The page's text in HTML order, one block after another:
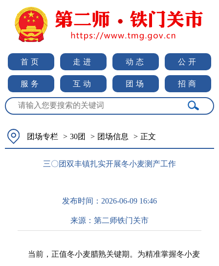
首页 走进 动态 公开
服务 互动 团场 招商
团场专栏 > 30团 > 团场信息 > 正文
三〇团双丰镇扎实开展冬小麦测产工作
发布时间： 2026-06-09 16:46
来源： 第二师铁门关市
当前，正值冬小麦腊熟关键期。为精准掌握冬小麦